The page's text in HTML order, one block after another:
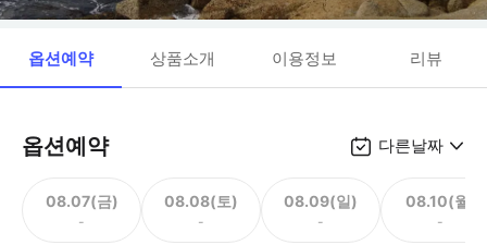
옵션예약 상품소개 이용정보 리뷰
옵션예약 다른날짜
08.07(금)
-
08.08(토)
-
08.09(일)
-
08.10(월)
-